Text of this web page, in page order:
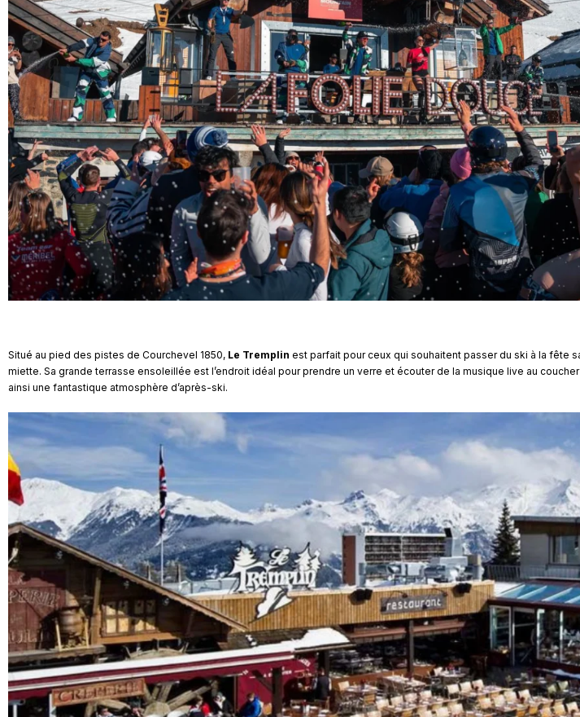
Situé au pied des pistes de Courchevel 1850, Le Tremplin est parfait pour ceux qui souhaitent passer du ski à la fête
miette. Sa grande terrasse ensoleillée est l’endroit idéal pour prendre un verre et écouter de la musique live au
ainsi une fantastique atmosphère d’après-ski.